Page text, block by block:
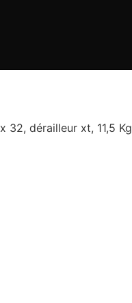
32, dérailleur xt, 11,5 Kg